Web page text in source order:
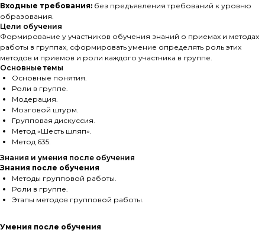
Входные требования: без предъявления требований к уровню
образования.
Цели обучения
Формирование у участников обучения знаний о приемах и методах
работы в группах, сформировать умение определять роль этих
методов и приемов и роли каждого участника в группе.
Основные темы
Основные понятия.
Роли в группе.
Модерация.
Мозговой штурм.
Групповая дискуссия.
Метод «Шесть шляп».
Метод 635.
Знания и умения после обучения
Знания после обучения
Методы групповой работы.
Роли в группе.
Этапы методов групповой работы.
Умения после обучения